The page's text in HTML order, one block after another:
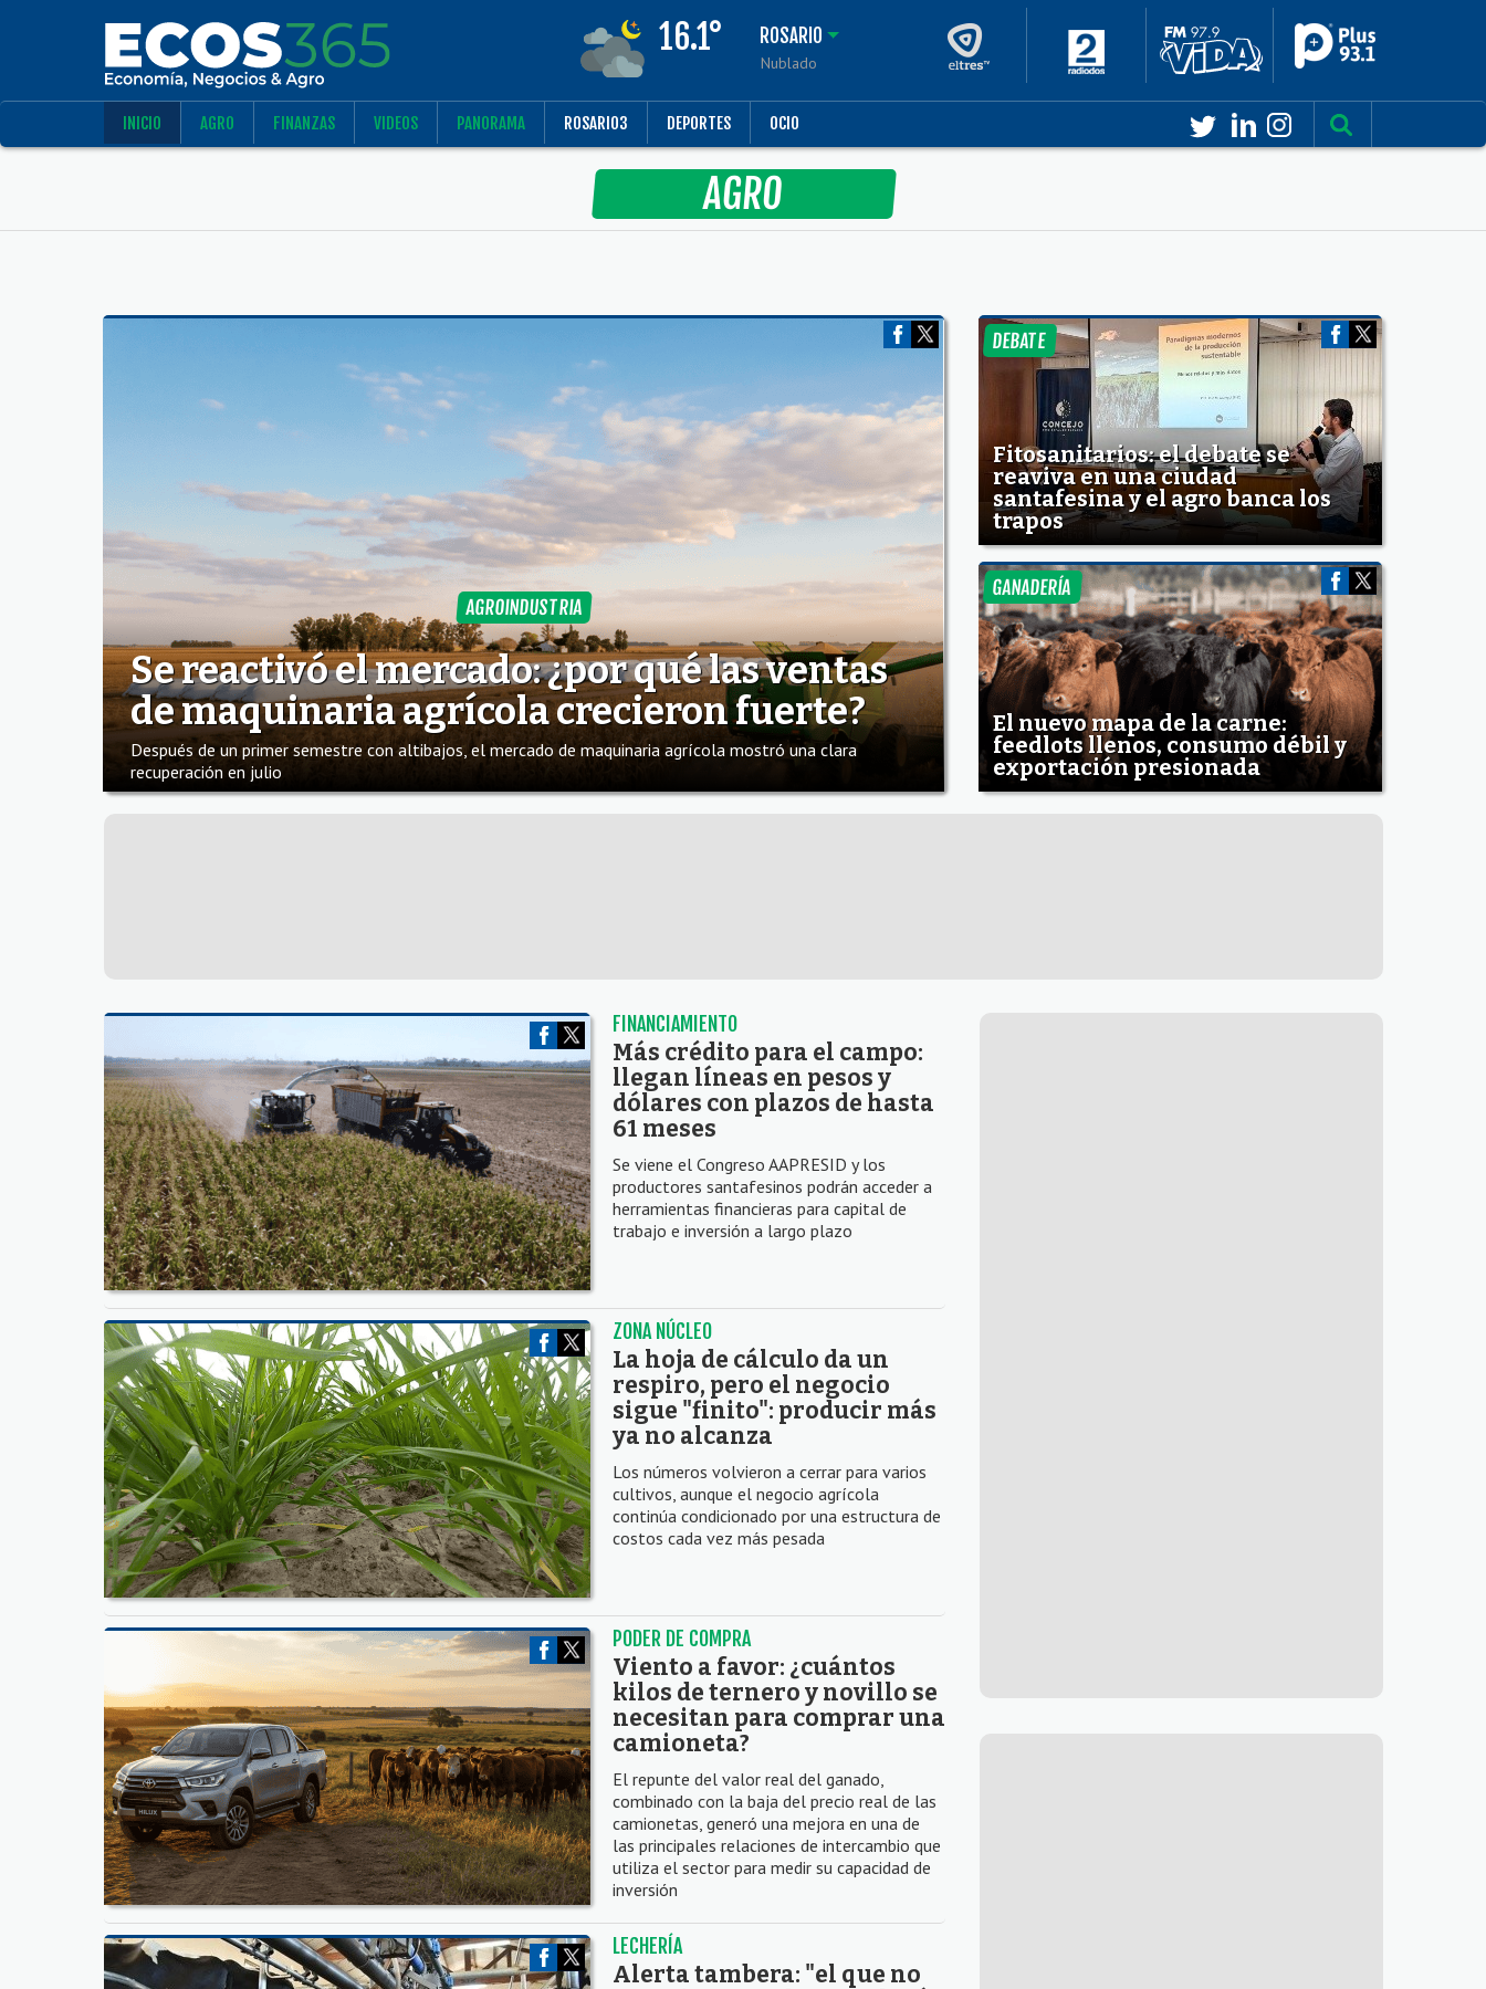
16.1° ROSARIO
Nublado
INICIO AGRO FINANZAS VIDEOS PANORAMA ROSARIO3 DEPORTES OCIO
AGRO
AGROINDUSTRIA
Se reactivó el mercado: ¿por qué las ventas
de maquinaria agrícola crecieron fuerte?
Después de un primer semestre con altibajos, el mercado de maquinaria agrícola mostró una clara
recuperación en julio
DEBATE
Fitosanitarios: el debate se
reaviva en una ciudad
santafesina y el agro banca los
trapos
GANADERÍA
El nuevo mapa de la carne:
feedlots llenos, consumo débil y
exportación presionada
FINANCIAMIENTO
Más crédito para el campo:
llegan líneas en pesos y
dólares con plazos de hasta
61 meses
Se viene el Congreso AAPRESID y los
productores santafesinos podrán acceder a
herramientas financieras para capital de
trabajo e inversión a largo plazo
ZONA NÚCLEO
La hoja de cálculo da un
respiro, pero el negocio
sigue "finito": producir más
ya no alcanza
Los números volvieron a cerrar para varios
cultivos, aunque el negocio agrícola
continúa condicionado por una estructura de
costos cada vez más pesada
PODER DE COMPRA
Viento a favor: ¿cuántos
kilos de ternero y novillo se
necesitan para comprar una
camioneta?
El repunte del valor real del ganado,
combinado con la baja del precio real de las
camionetas, generó una mejora en una de
las principales relaciones de intercambio que
utiliza el sector para medir su capacidad de
inversión
LECHERÍA
Alerta tambera: "el que no